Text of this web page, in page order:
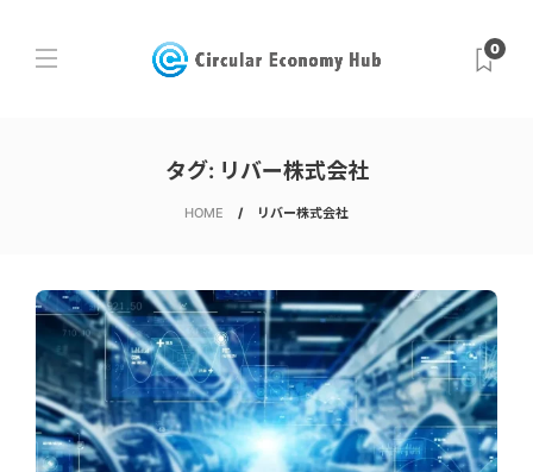
0
タグ: リバー株式会社
HOME リバー株式会社